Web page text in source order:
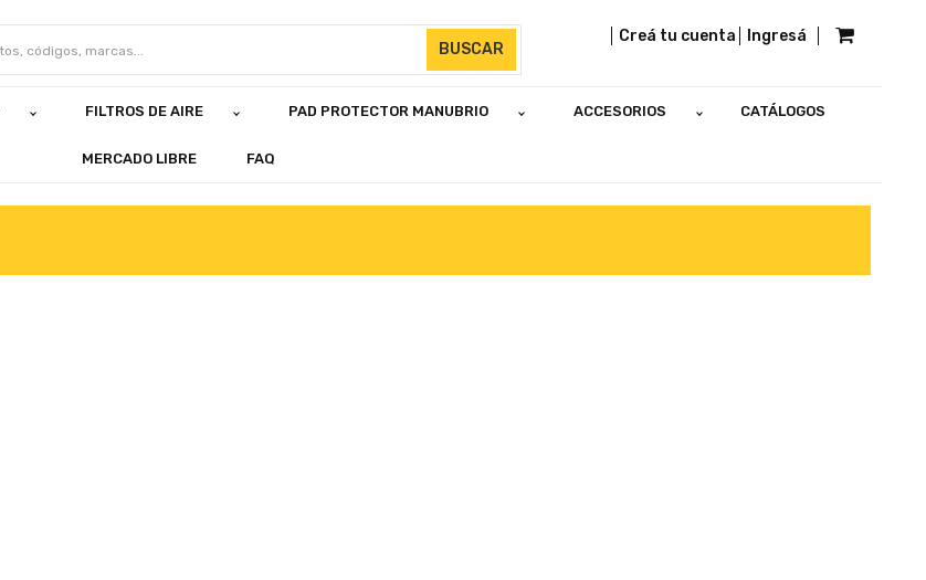
BUSCAR
Creá tu cuenta Ingresá
FILTROS DE AIRE PAD PROTECTOR MANUBRIO ACCESORIOS CATÁLOGOS
MERCADO LIBRE FAQ